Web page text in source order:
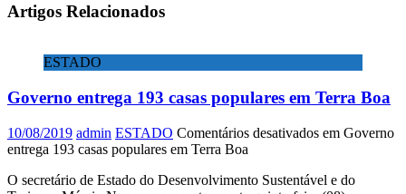
Artigos Relacionados
ESTADO
Governo entrega 193 casas populares em Terra Boa
10/08/2019 admin ESTADO Comentários desativados em Governo
entrega 193 casas populares em Terra Boa
O secretário de Estado do Desenvolvimento Sustentável e do